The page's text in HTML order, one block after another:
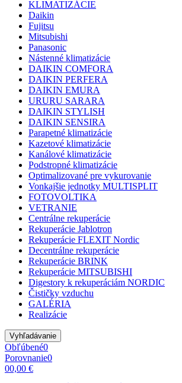
KLIMATIZÁCIE
Daikin
Fujitsu
Mitsubishi
Panasonic
Nástenné klimatizácie
DAIKIN COMFORA
DAIKIN PERFERA
DAIKIN EMURA
URURU SARARA
DAIKIN STYLISH
DAIKIN SENSIRA
Parapetné klimatizácie
Kazetové klimatizácie
Kanálové klimatizácie
Podstropné klimatizácie
Optimalizované pre vykurovanie
Vonkajšie jednotky MULTISPLIT
FOTOVOLTIKA
VETRANIE
Centrálne rekuperácie
Rekuperácie Jablotron
Rekuperácie FLEXIT Nordic
Decentrálne rekuperácie
Rekuperácie BRINK
Rekuperácie MITSUBISHI
Digestory k rekuperáciám NORDIC
Čističky vzduchu
GALÉRIA
Realizácie
Vyhľadávanie
Obľúbené0
Porovnanie0
00,00 €